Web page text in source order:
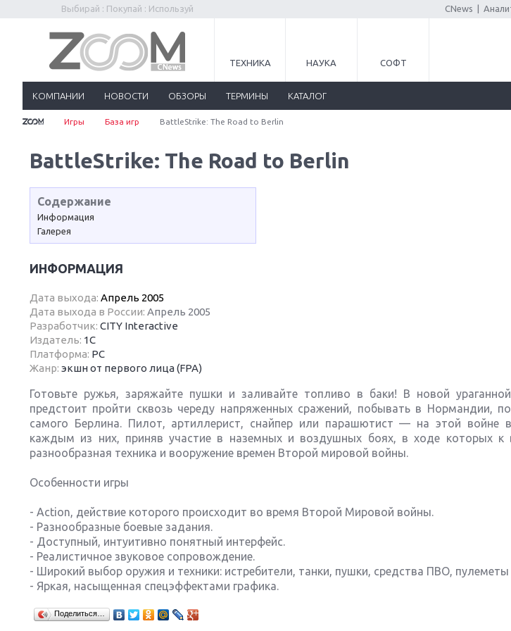
Выбирай : Покупай : Используй CNews
ТЕХНИКА НАУКА СОФТ
КОМПАНИИ НОВОСТИ ОБЗОРЫ ТЕРМИНЫ КАТАЛОГ
Игры База игр BattleStrike: The Road to Berlin
BattleStrike: The Road to Berlin
Содержание
Информация
Галерея
ИНФОРМАЦИЯ
Дата выхода: Апрель 2005
Дата выхода в России: Апрель 2005
Разработчик: CITY Interactive
Издатель: 1С
Платформа: PC
Жанр: экшн от первого лица (FPA)
Готовьте ружья, заряжайте пушки и заливайте топливо в баки! В новой
предстоит пройти сквозь череду напряженных сражений, побывать в Нормандии,
самого Берлина. Пилот, артиллерист, снайпер или парашютист — на этой войне
каждым из них, приняв участие в наземных и воздушных боях, в ходе которых к
разнообразная техника и вооружение времен Второй мировой войны.
Особенности игры
- Action, действие которого происходит во время Второй Мировой войны.
- Разнообразные боевые задания.
- Доступный, интуитивно понятный интерфейс.
- Реалистичное звуковое сопровождение.
- Широкий выбор оружия и техники: истребители, танки, пушки, средства ПВО, пулеметы
- Яркая, насыщенная спецэффектами графика.
Поделиться…
Next